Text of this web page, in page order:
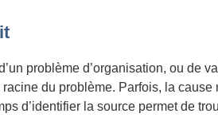
problème d’organisation, ou de
du problème. Parfois, la cause
d’identifier la source permet de